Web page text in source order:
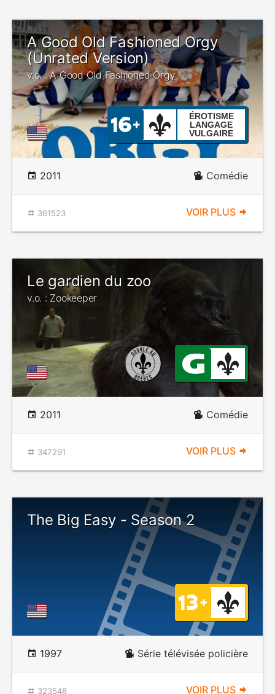
A Good Old Fashioned Orgy
(Unrated Version)
v.o. : A Good Old Fashioned Orgy
ÉROTISME
LANGAGE
VULGAIRE
2011 Comédie
361523 VOIR PLUS
Le gardien du zoo
v.o. : Zookeeper
2011 Comédie
347291 VOIR PLUS
The Big Easy - Season 2
1997 Série télévisée policière
323548 VOIR PLUS